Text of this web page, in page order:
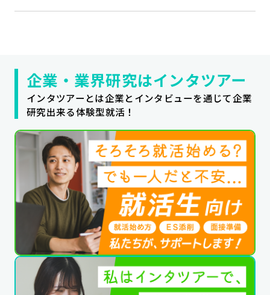
公式SNSはこちら
企業・業界研究はインタツアー
インタツアーとは企業とインタビューを通じて企業
研究出来る体験型就活！